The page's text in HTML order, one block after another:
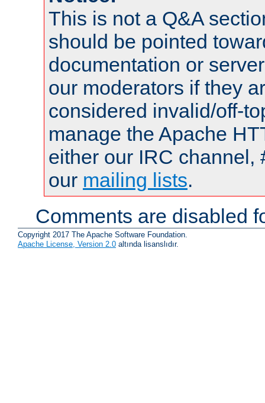
This is not a Q&A
should be pointed
documentation or
our moderators if they
considered invalid/off-
manage the Apache
either our IRC channel,
our mailing lists.
Comments are disabled
Copyright 2017 The Apache Software Foundation.
Apache License, Version 2.0 altında lisanslıdır.